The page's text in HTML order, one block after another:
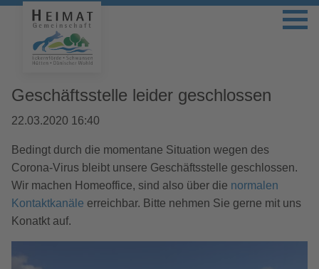
Geschäftsstelle leider geschlossen
22.03.2020 16:40
Bedingt durch die momentane Situation wegen des
Corona-Virus bleibt unsere Geschäftsstelle geschlossen.
Wir machen Homeoffice, sind also über die normalen
Kontaktkanäle erreichbar. Bitte nehmen Sie gerne mit uns
Konatkt auf.